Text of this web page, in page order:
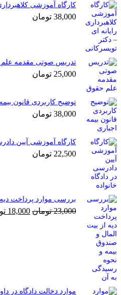
کارگاه آموزشی
38,000 تومان
تدریس صوتی مقدمه
25,000 تومان
توضیح کاربردی قانون
38,000 تومان
کارگاه آموزشی آیین
22,500 تومان
بررسی موارد پرداخت
23,000 تومان قیمت
18,000
موارد دخالت دادگاه در